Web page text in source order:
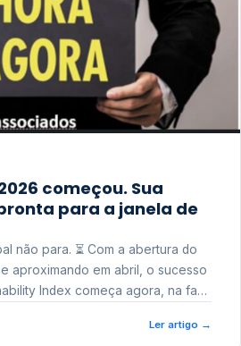
começou. Sua
para a janela de
Com a abertura do
aproximando em abril, o sucesso
Index começa agora, na fase
Ler artigo →